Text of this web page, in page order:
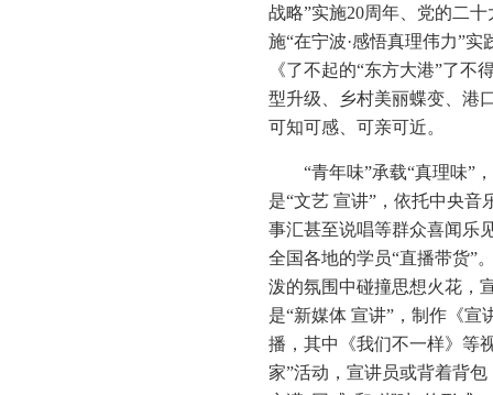
战略”实施20周年、党的二
施“在宁波·感悟真理伟力”
《了不起的“东方大港”了
型升级、乡村美丽蝶变、港
可知可感、可亲可近。
“青年味”承载“真理味”
是“文艺 宣讲”，依托中央
事汇甚至说唱等群众喜闻乐
全国各地的学员“直播带货”
泼的氛围中碰撞思想火花，
是“新媒体 宣讲”，制作《
播，其中《我们不一样》等
家”活动，宣讲员或背着背